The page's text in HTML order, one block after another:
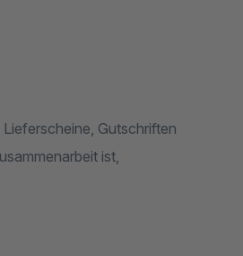
Gutschriften
ist,